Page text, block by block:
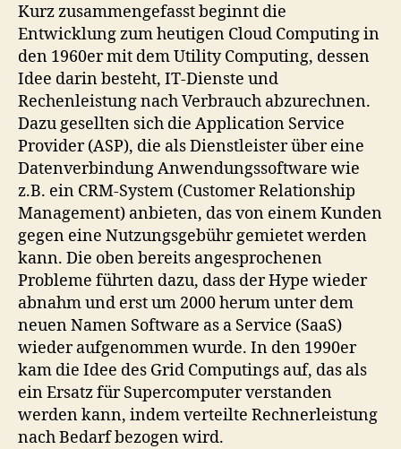
Kurz zusammengefasst beginnt die
Entwicklung zum heutigen Cloud Computing in
den 1960er mit dem Utility Computing, dessen
Idee darin besteht, IT-Dienste und
Rechenleistung nach Verbrauch abzurechnen.
Dazu gesellten sich die Application Service
Provider (ASP), die als Dienstleister über eine
Datenverbindung Anwendungssoftware wie
z.B. ein CRM-System (Customer Relationship
Management) anbieten, das von einem Kunden
gegen eine Nutzungsgebühr gemietet werden
kann. Die oben bereits angesprochenen
Probleme führten dazu, dass der Hype wieder
abnahm und erst um 2000 herum unter dem
neuen Namen Software as a Service (SaaS)
wieder aufgenommen wurde. In den 1990er
kam die Idee des Grid Computings auf, das als
ein Ersatz für Supercomputer verstanden
werden kann, indem verteilte Rechnerleistung
nach Bedarf bezogen wird.